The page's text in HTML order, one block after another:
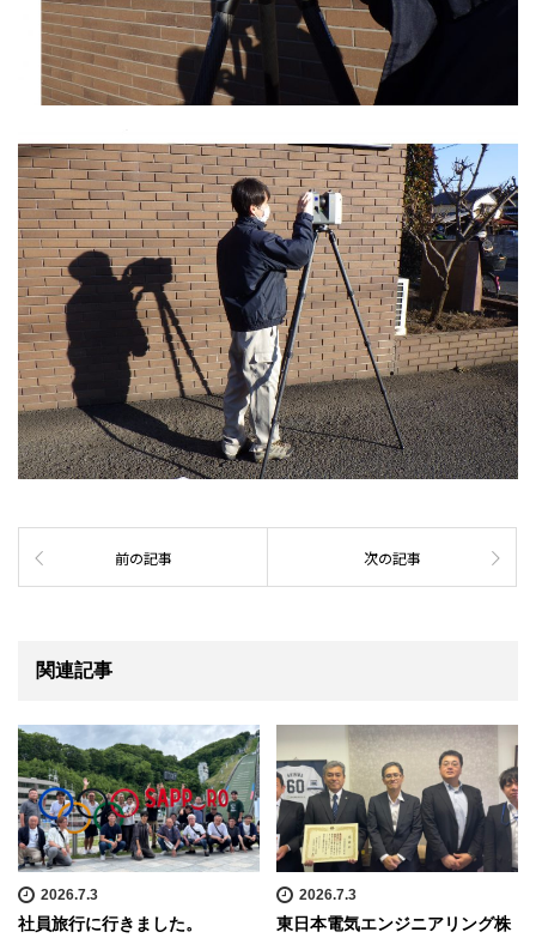
前の記事 次の記事
関連記事
2026.7.3
社員旅行に行きました。
2026.7.3
東日本電気エンジニアリング株